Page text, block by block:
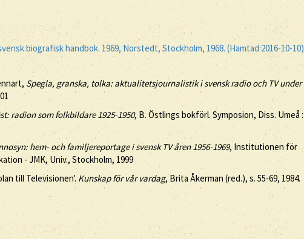
biografisk handbok. 1969, Norstedt, Stockholm, 1968. (Hämtad 2016-10-10)
Spegla, granska, tolka: aktualitetsjournalistik i svensk radio och TV under
radion som folkbildare 1925-1950, B. Östlings bokförl. Symposion, Diss. Umeå :
hem- och familjereportage i svensk TV åren 1956-1969, Institutionen för
- JMK, Univ., Stockholm, 1999
till Televisionen'. Kunskap för vår vardag, Brita Åkerman (red.), s. 55-69, 1984.